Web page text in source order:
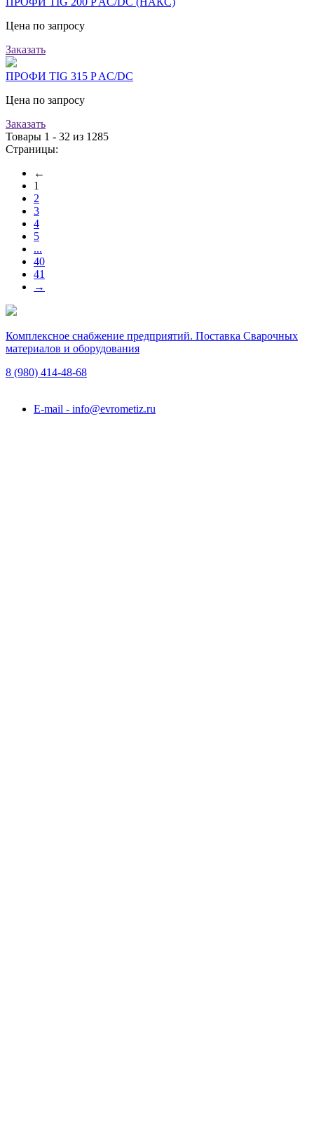
Цена по запросу
Заказать
ПРОФИ TIG 315 P AC/DC
Цена по запросу
Заказать
Товары 1 - 32 из 1285
Страницы:
←
1
2
3
4
5
...
40
41
→
Комплексное снабжение предприятий. Поставка Сварочных
материалов и оборудования
8 (980) 414-48-68
E-mail - info@evrometiz.ru